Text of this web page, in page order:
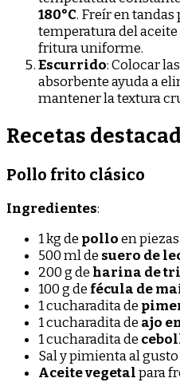
180°C. Freír en tandas
temperatura del
fritura uniforme.
Escurrido: Colocar
absorbente ayuda a
mantener la textura
Recetas
Pollo frito clásico
Ingredientes:
1 kg de polloen piezas
500 ml de suero de
200 g de harina de
100 g de fécula de
1 cucharadita de
1 cucharadita de ajo
1 cucharadita de
Sal y pimienta al gusto
Aceite vegetalpara